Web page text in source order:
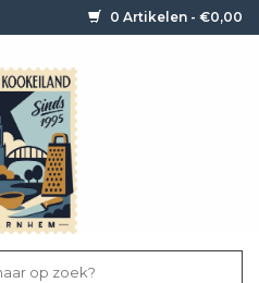
0 Artikelen - €0,00